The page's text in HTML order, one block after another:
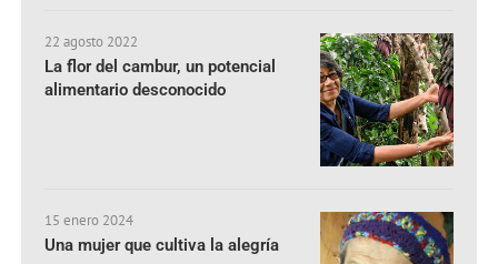
22 agosto 2022
La flor del cambur, un potencial
alimentario desconocido
15 enero 2024
Una mujer que cultiva la alegría